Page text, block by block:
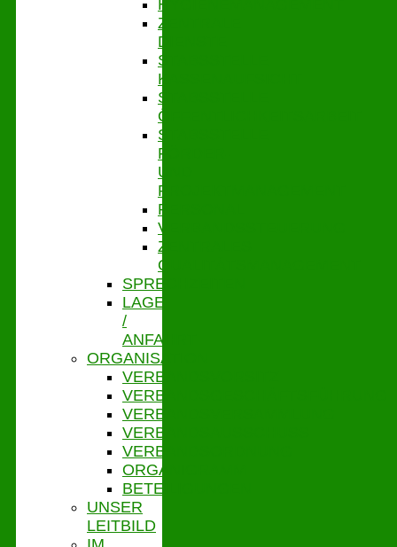
HYGIENEMANAGEMENT
ZENTRALE
DIENSTE
STABSSTELLE
KASSENAUFSICHT
STABSSTELLE
ÖFFENTLICHKEITSARBEIT
STABSSTELLE
FÖRDER-
UND
PROJEKTMANAGEMENT
PERSONAL
VERBANDSSTEUERUNG
ZENTRALES
QUALITÄTSMANAGEMENT
SPRECHZEITEN
LAGE
/
ANFAHRT
ORGANISATION
VERBANDSVORSITZ
VERBANDSGESCHÄFTSFÜHRUNG
VERBANDSVERSAMMLUNG
VERBANDSAUSSCHUSS
VERBANDSORDNUNG
ORGANIGRAMM
BETEILIGUNGEN
UNSER
LEITBILD